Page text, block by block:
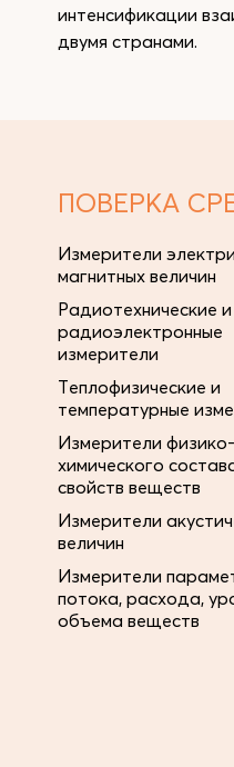
интенсификации
двумя странами.
ПОВЕРКА
Измерители
магнитных величин
Радиотехнические и
радиоэлектронные
измерители
Теплофизические и
температурные
Измерители физико-
химического
свойств веществ
Измерители
величин
Измерители
потока, расхода,
объема веществ